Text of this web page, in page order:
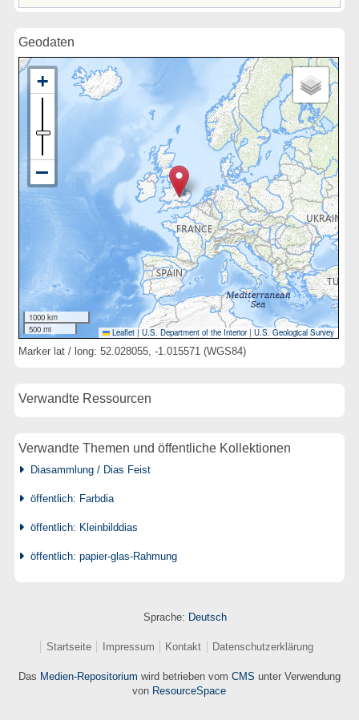
Geodaten
1000 km
500 mi
Leaflet | U.S. Department of the Interior|U.S. Geological Survey
Marker lat / long: 52.028055, -1.015571 (WGS84)
Verwandte Ressourcen
Verwandte Themen und öffentliche Kollektionen
Diasammlung / Dias Feist
öffentlich: Farbdia
öffentlich: Kleinbilddias
öffentlich: papier-glas-Rahmung
Sprache: Deutsch
Startseite Impressum Kontakt Datenschutzerklärung
Das Medien-Repositorium wird betrieben vom CMS unter Verwendung
von ResourceSpace